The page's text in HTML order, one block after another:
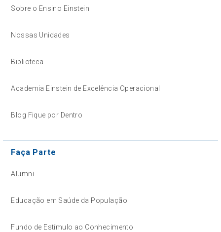
Sobre o Ensino Einstein
Nossas Unidades
Biblioteca
Academia Einstein de Excelência Operacional
Blog Fique por Dentro
Faça Parte
Alumni
Educação em Saúde da População
Fundo de Estímulo ao Conhecimento